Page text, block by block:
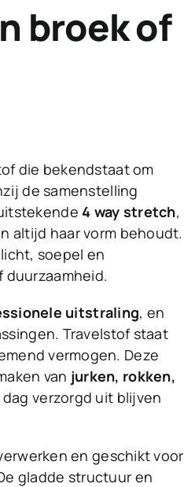
broek of
die bekendstaat om
de samenstelling
4 way stretch,
altijd haar vorm behoudt.
soepel en
duurzaamheid.
uitstraling, en
Travelstof staat
vermogen. Deze
van jurken, rokken,
verzorgd uit blijven
en geschikt voor
gladde structuur en